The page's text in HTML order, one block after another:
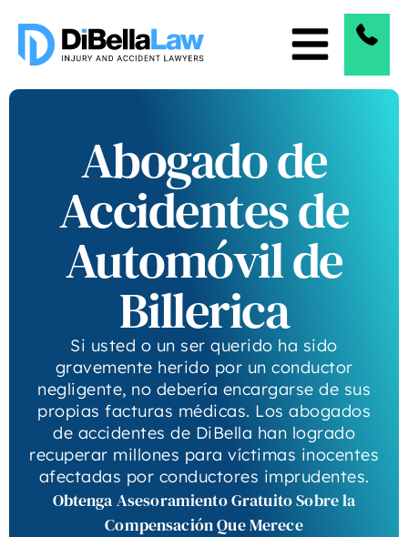
Abogado de
Accidentes de
Automóvil de
Billerica
Si usted o un ser querido ha sido
gravemente herido por un conductor
negligente, no debería encargarse de sus
propias facturas médicas. Los abogados
de accidentes de DiBella han logrado
recuperar millones para víctimas inocentes
afectadas por conductores imprudentes.
Obtenga Asesoramiento Gratuito Sobre la
Compensación Que Merece